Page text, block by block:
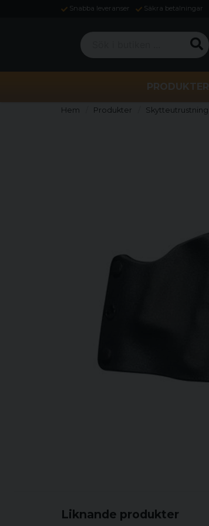
Snabba leveranser Säkra betalningar
Sök i butiken ...
PRODUKTER
Hem Produkter Skytteutrustning
Liknande produkter